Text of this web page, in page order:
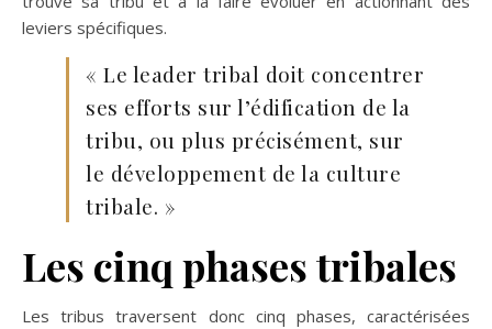
leviers spécifiques.
« Le leader tribal doit concentrer
ses efforts sur l’édification de la
tribu, ou plus précisément, sur
le développement de la culture
tribale. »
Les cinq phases tribales
Les tribus traversent donc cinq phases, caractérisées